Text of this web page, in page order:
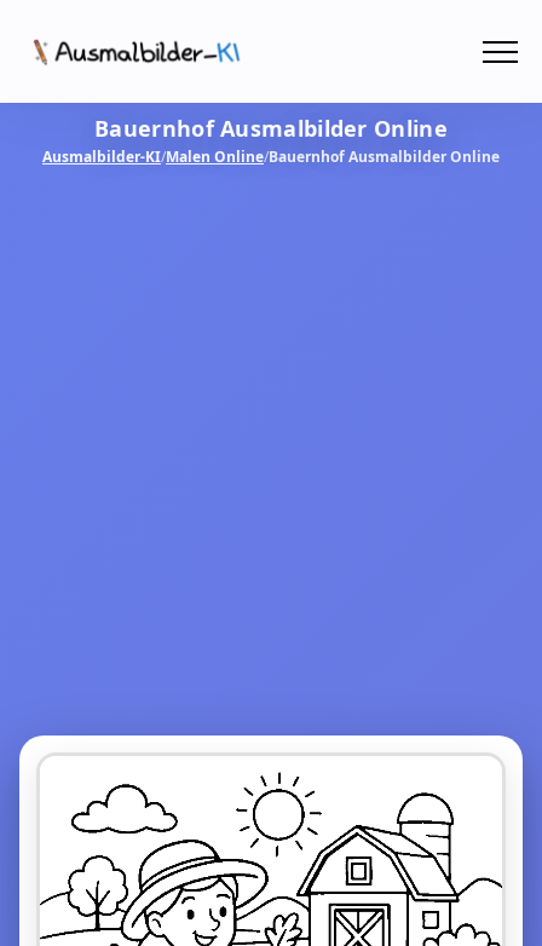
AusmalbilderBauernhof Ausmalbilder Online
Ausmalbilder-KI/Malen Online/Bauernhof Ausmalbilder Online